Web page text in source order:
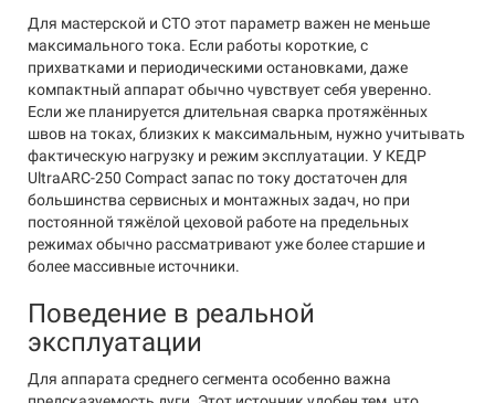
Для мастерской и СТО этот параметр важен не меньше
максимального тока. Если работы короткие, с
прихватками и периодическими остановками, даже
компактный аппарат обычно чувствует себя уверенно.
Если же планируется длительная сварка протяжённых
швов на токах, близких к максимальным, нужно учитывать
фактическую нагрузку и режим эксплуатации. У КЕДР
UltraARC-250 Compact запас по току достаточен для
большинства сервисных и монтажных задач, но при
постоянной тяжёлой цеховой работе на предельных
режимах обычно рассматривают уже более старшие и
более массивные источники.
Поведение в реальной
эксплуатации
Для аппарата среднего сегмента особенно важна